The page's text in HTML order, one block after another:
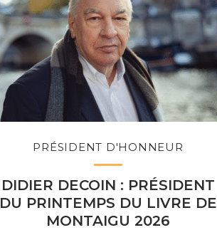
PRÉSIDENT D'HONNEUR
DIDIER DECOIN : PRÉSIDENT
DU PRINTEMPS DU LIVRE DE
MONTAIGU 2026